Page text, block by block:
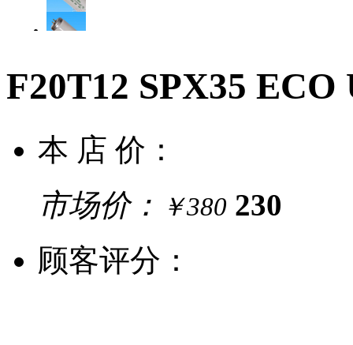
F20T12 SPX35
本 店 价：
市场价：
￥380 230
顾客评分：